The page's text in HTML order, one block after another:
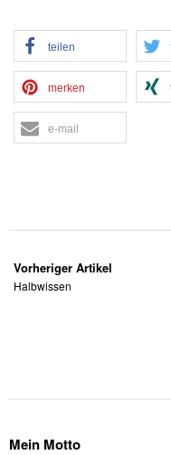
teilen
merken
e-mail
Vorheriger Artikel
Halbwissen
Mein Motto